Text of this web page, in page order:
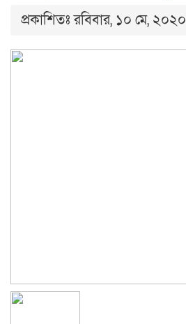
প্রকাশিতঃ রবিবার, ১০ মে, ২০২০